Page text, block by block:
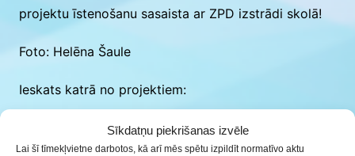
Sīkdatņu piekrišanas izvēle
Lai šī tīmekļvietne darbotos, kā arī mēs spētu izpildīt normatīvo aktu
projektu īstenošanu sasaista ar ZPD izstrādi skolā!
Foto: Helēna Šaule
Ieskats katrā no projektiem:
“Informēts cilvēks ir drošs cilvēks”,
jaunieši –